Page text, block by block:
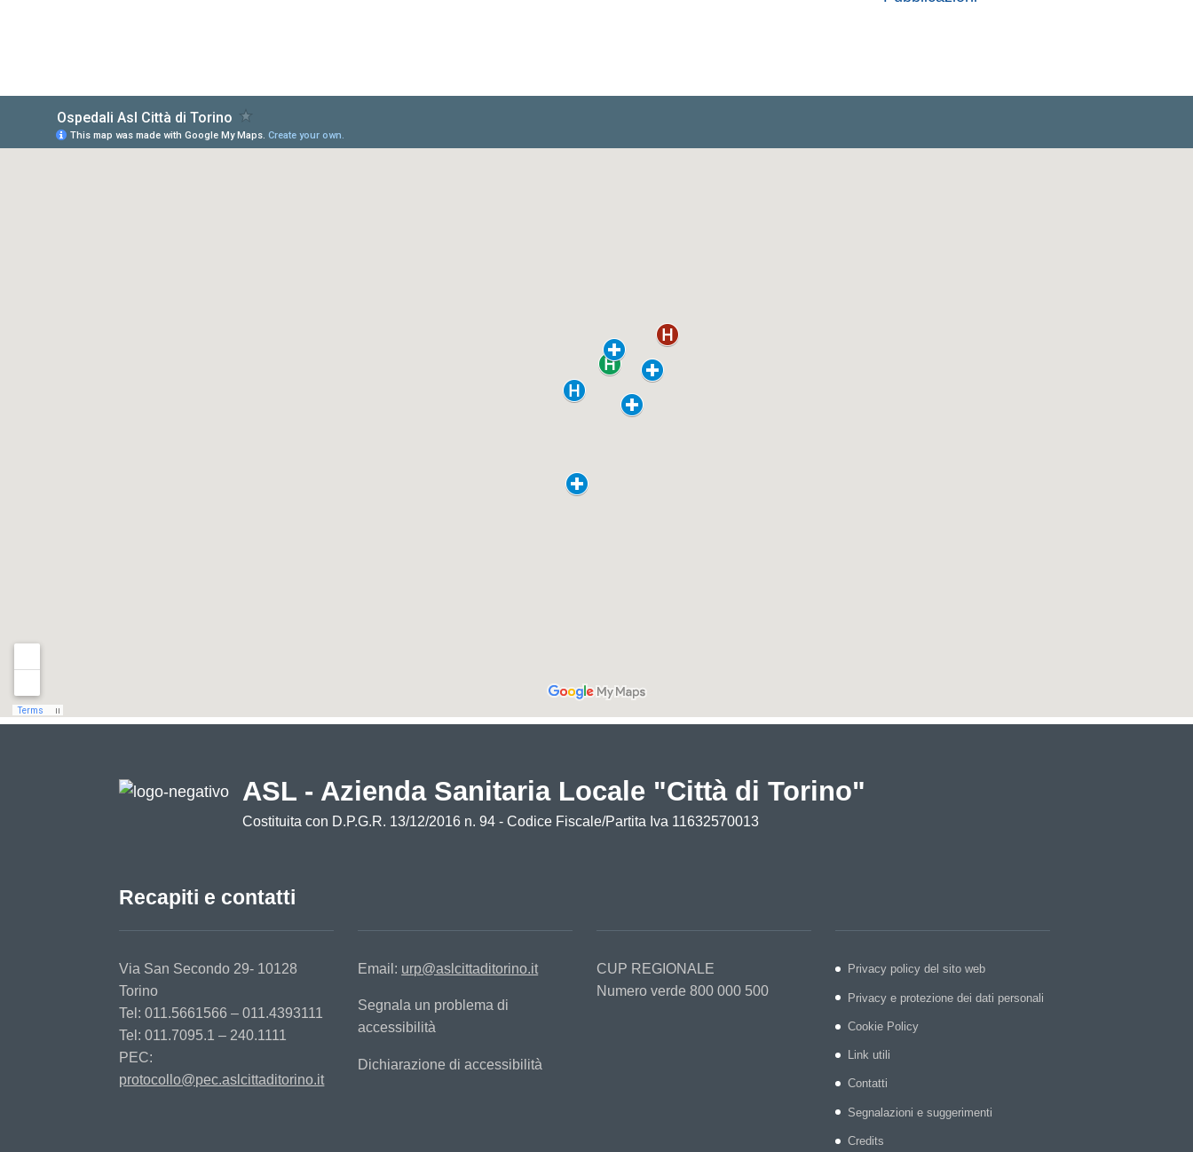
ASL - Azienda Sanitaria Locale "Città di Torino"
Costituita con D.P.G.R. 13/12/2016 n. 94 - Codice Fiscale/Partita Iva 11632570013
Recapiti e contatti
Via San Secondo 29- 10128
Torino
Tel: 011.5661566 – 011.4393111
Tel: 011.7095.1 – 240.1111
PEC:
protocollo@pec.aslcittaditorino.it
Email: urp@aslcittaditorino.it
Segnala un problema di
accessibilità
Dichiarazione di accessibilità
CUP REGIONALE
Numero verde 800 000 500
Privacy policy del sito web
Privacy e protezione dei dati personali
Cookie Policy
Link utili
Contatti
Segnalazioni e suggerimenti
Credits